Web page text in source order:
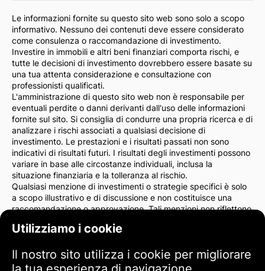
Utilizziamo i cookie
Il nostro sito utilizza i cookie per migliorare
Le informazioni fornite su questo sito web sono solo a scopo
informativo. Nessuno dei contenuti deve essere considerato
come consulenza o raccomandazione di investimento.
Investire in immobili e altri beni finanziari comporta rischi, e
tutte le decisioni di investimento dovrebbero essere basate su
una tua attenta considerazione e consultazione con
professionisti qualificati.
L'amministrazione di questo sito web non è responsabile per
eventuali perdite o danni derivanti dall'uso delle informazioni
fornite sul sito. Si consiglia di condurre una propria ricerca e di
analizzare i rischi associati a qualsiasi decisione di
investimento. Le prestazioni e i risultati passati non sono
indicativi di risultati futuri. I risultati degli investimenti possono
variare in base alle circostanze individuali, inclusa la
situazione finanziaria e la tolleranza al rischio.
Qualsiasi menzione di investimenti o strategie specifici è solo
a scopo illustrativo e di discussione e non costituisce una
raccomandazione o approvazione. Tali menzioni non riflettono
Consigliamo vivamente di consultare un consulente finanziario
l'unico responsabile delle tue azioni di investimento e dei rischi
ad esse associati.